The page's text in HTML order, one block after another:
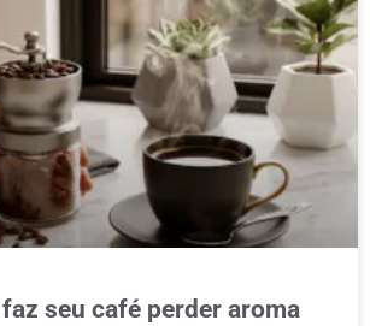
seu café perder aroma